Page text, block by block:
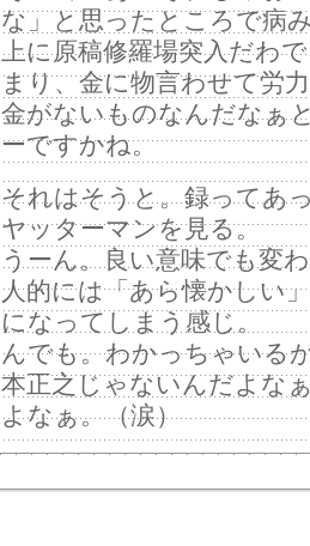
な」と思ったところで病
上に原稿修羅場突入だわ
まり、金に物言わせて労
金がないものなんだなぁ
ーですかね。
それはそうと。録ってあ
ヤッターマンを見る。
うーん。良い意味でも変
人的には「あら懐かしい
になってしまう感じ。
んでも。わかっちゃいる
本正之じゃないんだよな
よなぁ。（涙）